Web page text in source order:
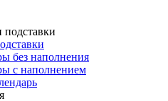
без наполнения
с наполнением